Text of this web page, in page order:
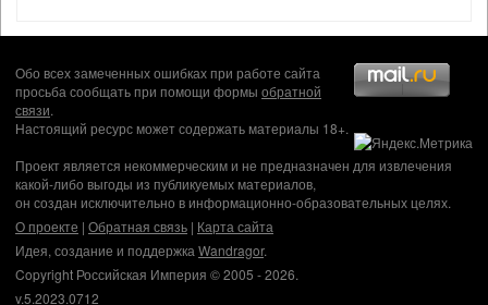
Обо всех замеченных ошибках при работе сайта
просьба сообщать при помощи формы обратной
связи.
Настоящий ресурс может содержать материалы 18+.
Проект является некоммерческим и не предназначен для извлечения
какой-либо выгоды из публикуемых материалов,
он создан исключительно в информационно-образовательных целях.
О проекте | Обратная связь | Карта сайта
Идея, создание и поддержка Wandragor.
Copyright Российская Империя © 2005 - 2026.
v.5.2023.0712